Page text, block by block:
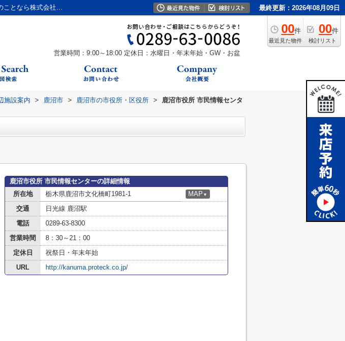
鹿沼市役所 市民情報センター情報ページ｜鹿沼市の賃貸・管理・売買の不動産のことなら株式会社エスケーホーム 最終更新：2026年08月09日
00件
最近見た物件
00件
検討リスト
営業時間：9:00～18:00 定休日：水曜日・年末年始・GW・お盆
施設案内 > 鹿沼市 > 鹿沼市の市役所・区役所 >
鹿沼市役所 市民情報センタ
鹿沼市役所 市民情報センターの詳細情報
所在地
栃木県鹿沼市文化橋町1981-1 MAP ▼
交通
日光線 鹿沼駅
電話
0289-63-8300
営業時間
8：30～21：00
定休日
祝祭日・年末年始
URL
http://kanuma.proteck.co.jp/